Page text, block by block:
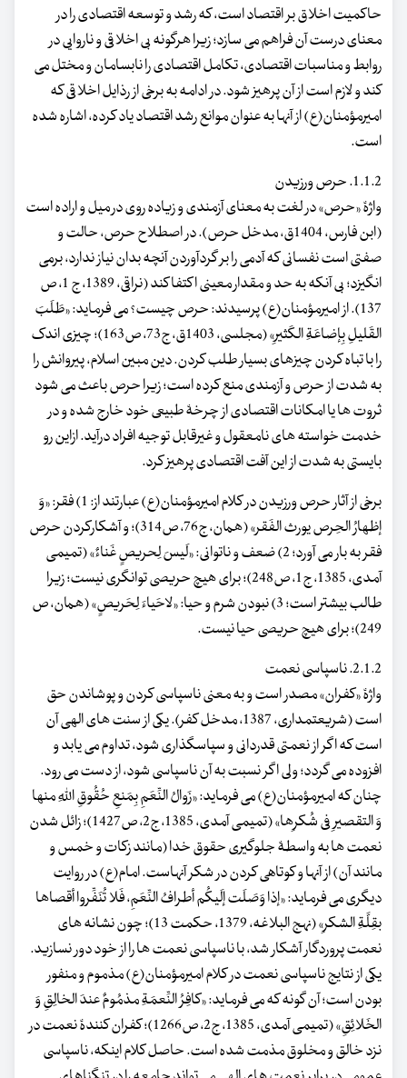
حاکمیت اخلاق بر اقتصاد است، که رشد و توسعه اقتصادی را در
معنای درست آن فراهم می سازد؛ زیرا هرگونه بی اخلاقی و ناروایی در
روابط و مناسبات اقتصادی، تکامل اقتصادی را نابسامان و مختل می
کند و لازم است از آن پرهیز شود. در ادامه به برخی از رذایل اخلاقی که
امیرمؤمنان(ع) از آنها به عنوان موانع رشد اقتصاد یاد کرده، اشاره شده
است.
1.1.2. حرص ورزیدن
واژۀ «حرص» در لغت به معنای آزمندی و زیاده روی در میل و اراده است
(ابن فارس، 1404ق، مدخل حرص). در اصطلاح حرص، حالت و
صفتی است نفسانی که آدمی را بر گردآوردن آنچه بدان نیاز ندارد، برمی
انگیزد؛ بی آنکه به حد و مقدار معینی اکتفا کند (نراقی، 1389، ج 1، ص
137). از امیرمؤمنان(ع) پرسیدند: حرص چیست؟ می فرماید: «طَلَبَ
القَلیلِ بِإضاعَةِ الکَثیرِ» (مجلسی، 1403ق، ج73، ص163)؛ چیزی اندک
را با تباه کردن چیزهای بسیار طلب کردن. دین مبین اسلام، پیروانش را
به شدت از حرص و آزمندی منع کرده است؛ زیرا حرص باعث می شود
ثروت ها یا امکانات اقتصادی از چرخۀ طبیعی خود خارج شده و در
خدمت خواسته های نامعقول و غیرقابل توجیه افراد درآید. ازاین رو
بایستی به شدت از این آفت اقتصادی پرهیز کرد.
برخی از آثار حرص ورزیدن در کلام امیرمؤمنان(ع) عبارتند از: 1) فقر: «وَ
إظهارُ الحِرص یورث الفَقر» (همان، ج76، ص314)؛ و آشکارکردن حرص
فقر به بار می آورد؛ 2) ضعف و ناتوانی: «لَیسَ لِحریصٍ غَناءٌ» (تمیمی
آمدی، 1385، ج1، ص248)؛ برای هیچ حریصی توانگری نیست؛ زیرا
طالب بیشتر است؛ 3) نبودن شرم و حیا: «لاحَیاءَ لِحَریصٍ» (همان، ص
249)؛ برای هیچ حریصی حیا نیست.
2.1.2. ناسپاسی نعمت
واژۀ «کفران» مصدر است و به معنی ناسپاسی کردن و پوشاندن حق
است (شریعتمداری، 1387، مدخل کفر). یکی از سنت های الهی آن
است که اگر از نعمتی قدردانی و سپاسگذاری شود، تداوم می یابد و
افزوده می گردد؛ ولی اگر نسبت به آن ناسپاسی شود، از دست می رود.
چنان که امیرمؤمنان(ع) می فرماید: «زَوالُ النِّعَمِ بِمَنعِ حُقُوقِ اللهِ منها
وَ التقصیرِ فی شُکرِها» (تمیمی آمدی، 1385، ج2، ص1427)؛ زائل شدن
نعمت ها به واسطۀ جلوگیری حقوق خدا (مانند زکات و خمس و
مانند آن) از آنها و کوتاهی کردن در شکر آنهاست. امام(ع) در روایت
دیگری می فرماید: «إذا وَصَلَت إلَیکُم أطرافُ النِّعَمِ، فَلا تُنَفِّروا أقصاها
بقِلَّةِ الشکرِ» (نهج البلاغه، 1379، حکمت 13)؛ چون نشانه های
نعمت پروردگار آشکار شد، با ناسپاسی نعمت ها را از خود دور نسازید.
یکی از نتایج ناسپاسی نعمت در کلام امیرمؤمنان(ع) مذموم و منفور
بودن است؛ آن گونه که می فرماید: «کافِرُ النِّعمَةِ مذمُومٌ عندَ الخالِقِ وَ
الخَلائِقِ» (تمیمی آمدی، 1385، ج2، ص1266)؛ کفران کنندۀ نعمت در
نزد خالق و مخلوق مذمت شده است. حاصل کلام اینکه، ناسپاسی